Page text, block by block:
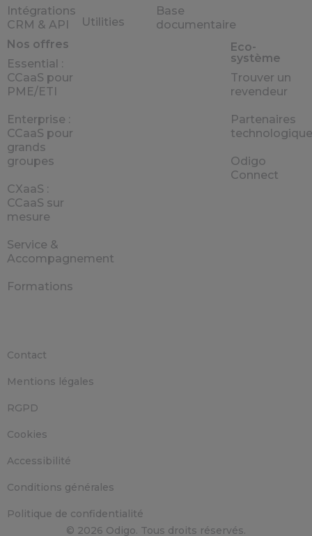
Intégrations
CRM & API
Nos offres
Essential :
CCaaS pour
PME/ETI
Enterprise :
CCaaS pour
grands
groupes
CXaaS :
CCaaS sur
mesure
Service &
Accompagnement
Formations
Utilities
Base
documentaire
Eco-
système
Trouver un
revendeur
Partenaires
Odigo
Connect
© 2026 Odigo. Tous droits réservés.
Contact
Mentions légales
RGPD
Cookies
Accessibilité
Conditions générales
Politique de confidentialité